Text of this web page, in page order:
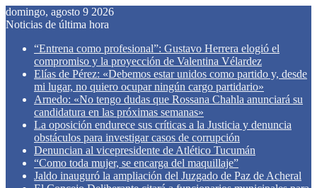
domingo, agosto 9 2026
Noticias de última hora
“Entrena como profesional”: Gustavo Herrera elogió el
compromiso y la proyección de Valentina Vélardez
Elías de Pérez: «Debemos estar unidos como partido y, desde
mi lugar, no quiero ocupar ningún cargo partidario»
Arnedo: «No tengo dudas que Rossana Chahla anunciará su
candidatura en las próximas semanas»
La oposición endurece sus críticas a la Justicia y denuncia
obstáculos para investigar casos de corrupción
Denuncian al vicepresidente de Atlético Tucumán
“Como toda mujer, se encarga del maquillaje”
Jaldo inauguró la ampliación del Juzgado de Paz de Acheral